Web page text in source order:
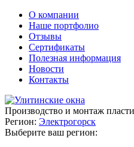
О компании
Наше портфолио
Отзывы
Сертификаты
Полезная информация
Новости
Контакты
Производство и монтаж
Регион: Электрогорск
Выберите ваш регион: